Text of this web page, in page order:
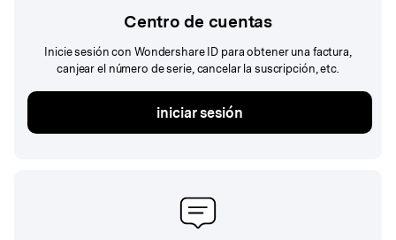
Centro de cuentas
Inicie sesión con Wondershare ID para obtener una factura,
canjear el número de serie, cancelar la suscripción, etc.
iniciar sesión